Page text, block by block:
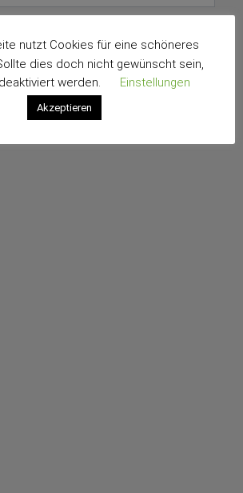
*nutzt Cookies für eine schöneres
dies doch nicht gewünscht sein,
werden.
Einstellungen
Akzeptieren